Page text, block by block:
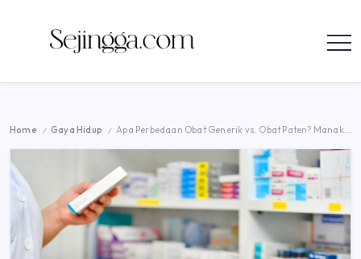
informasi
mengelola
keuangan,
investasi,
parenting
Home / Gaya Hidup / Apa Perbedaan Obat Generik vs. Obat Paten? Manakah yang Paling Manjur?